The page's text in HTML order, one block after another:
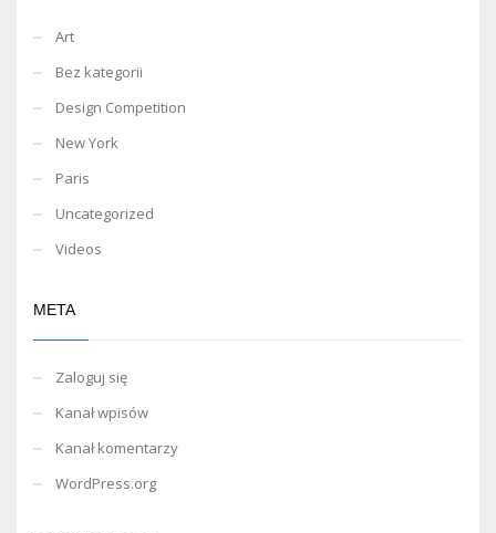
Art
Bez kategorii
Design Competition
New York
Paris
Uncategorized
Videos
META
Zaloguj się
Kanał wpisów
Kanał komentarzy
WordPress.org